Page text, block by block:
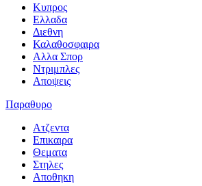
Κυπρος
Ελλαδα
Διεθνη
Καλαθοσφαιρα
Αλλα Σπορ
Ντριμπλες
Αποψεις
Παραθυρο
Ατζεντα
Επικαιρα
Θεματα
Στηλες
Αποθηκη